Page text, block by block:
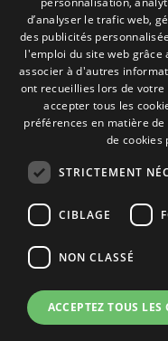
© Copyright
mejora de la
subvencionado por el
d’analyser le trafic web,
des publicités
l'emploi du site web grâce
associer à d'autres
ont recueillies lors de
accepter tous les
préférences en matière
de cookies
STRICTEMENT
CIBLAGE
NON CLASSÉ
ACCEPTEZ TOUS LES